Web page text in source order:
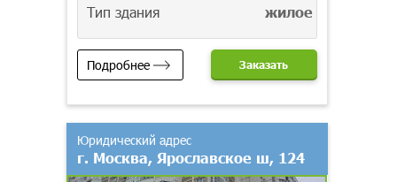
Тип здания
жилое
Подробнее Заказать
Юридический адрес
г. Москва, Ярославское ш, 124